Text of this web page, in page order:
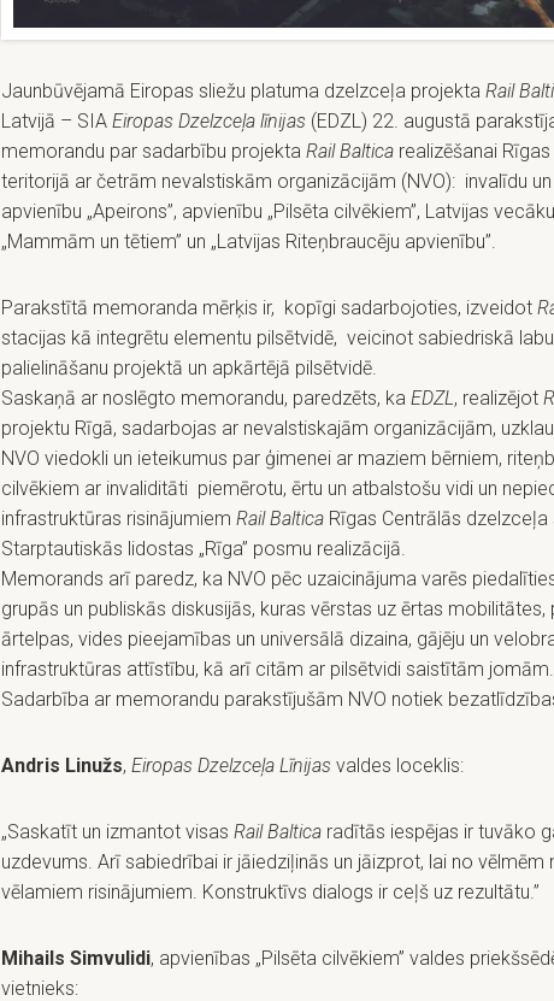
Jaunbūvējamā Eiropas sliežu platuma dzelzceļa projekta Rail
Latvijā – SIA Eiropas Dzelzceļa līnijas (EDZL) 22. augustā
memorandu par sadarbību projekta Rail Baltica realizēšanai
teritorijā ar četrām nevalstiskām organizācijām (NVO): invalīdu un
apvienību „Apeirons”, apvienību „Pilsēta cilvēkiem”, Latvijas
„Mammām un tētiem” un „Latvijas Riteņbraucēju apvienību”.
Parakstītā memoranda mērķis ir, kopīgi sadarbojoties, izveidot
stacijas kā integrētu elementu pilsētvidē, veicinot sabiedriskā
palielināšanu projektā un apkārtējā pilsētvidē.
Saskaņā ar noslēgto memorandu, paredzēts, ka EDZL, realizējot
projektu Rīgā, sadarbojas ar nevalstiskajām organizācijām,
NVO viedokli un ieteikumus par ģimenei ar maziem bērniem,
cilvēkiem ar invaliditāti piemērotu, ērtu un atbalstošu vidi un
infrastruktūras risinājumiem Rail Baltica Rīgas Centrālās dzelzceļa
Starptautiskās lidostas „Rīga” posmu realizācijā.
Memorands arī paredz, ka NVO pēc uzaicinājuma varēs
grupās un publiskās diskusijās, kuras vērstas uz ērtas mobilitātes,
ārtelpas, vides pieejamības un universālā dizaina, gājēju un
infrastruktūras attīstību, kā arī citām ar pilsētvidi saistītām jomām.
Sadarbība ar memorandu parakstījušām NVO notiek
Andris Linužs, Eiropas Dzelzceļa Līnijas valdes loceklis:
„Saskatīt un izmantot visas Rail Baltica radītās iespējas ir tuvāko
uzdevums. Arī sabiedrībai ir jāiedziļinās un jāizprot, lai no vēlmēm
vēlamiem risinājumiem. Konstruktīvs dialogs ir ceļš uz rezultātu.”
Mihails Simvulidi, apvienības „Pilsēta cilvēkiem” valdes
vietnieks: